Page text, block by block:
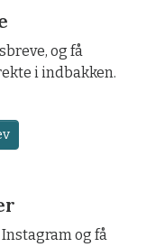
og få
i indbakken.
Instagram og få